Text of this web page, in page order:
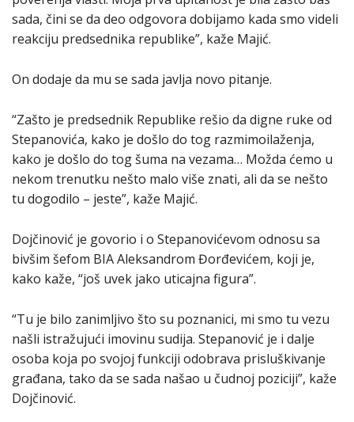
sada, čini se da deo odgovora dobijamo kada smo videli
reakciju predsednika republike”, kaže Majić.
On dodaje da mu se sada javlja novo pitanje.
“Zašto je predsednik Republike rešio da digne ruke od
Stepanovića, kako je došlo do tog razmimoilaženja,
kako je došlo do tog šuma na vezama… Možda ćemo u
nekom trenutku nešto malo više znati, ali da se nešto
tu dogodilo – jeste”, kaže Majić.
Dojčinović je govorio i o Stepanovićevom odnosu sa
bivšim šefom BIA Aleksandrom Đorđevićem, koji je,
kako kaže, “još uvek jako uticajna figura”.
“Tu je bilo zanimljivo što su poznanici, mi smo tu vezu
našli istražujući imovinu sudija. Stepanović je i dalje
osoba koja po svojoj funkciji odobrava prisluškivanje
građana, tako da se sada našao u čudnoj poziciji”, kaže
Dojčinović.